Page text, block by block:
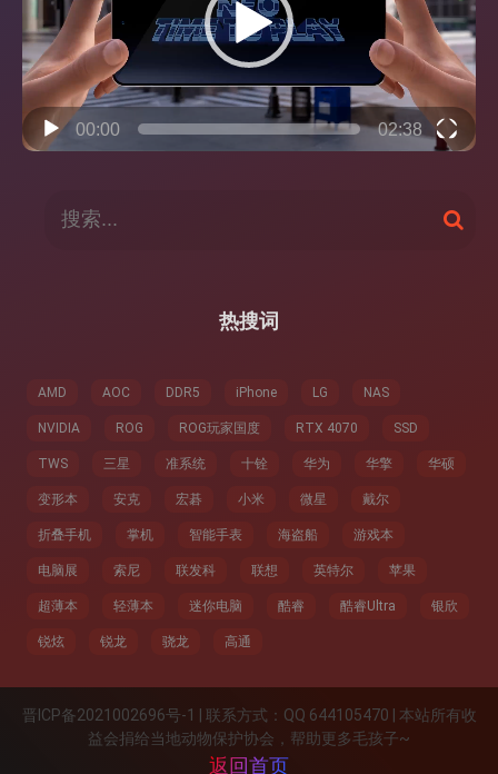
器
00:00 02:38
搜
索
热搜词
AMD AOC DDR5 iPhone LG NAS
NVIDIA ROG ROG玩家国度 RTX 4070 SSD
TWS 三星 准系统 十铨 华为 华擎 华硕
变形本 安克 宏碁 小米 微星 戴尔
折叠手机 掌机 智能手表 海盗船 游戏本
电脑展 索尼 联发科 联想 英特尔 苹果
超薄本 轻薄本 迷你电脑 酷睿 酷睿Ultra 银欣
锐炫 锐龙 骁龙 高通
晋ICP备2021002696号-1 | 联系方式：QQ 644105470 | 本站所有收
益会捐给当地动物保护协会，帮助更多毛孩子~
返回首页